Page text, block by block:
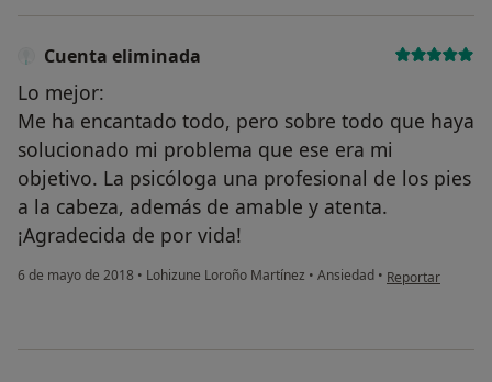
Cuenta eliminada
Lo mejor:
Me ha encantado todo, pero sobre todo que haya
solucionado mi problema que ese era mi
objetivo. La psicóloga una profesional de los pies
a la cabeza, además de amable y atenta.
¡Agradecida de por vida!
6 de mayo de 2018 • Lohizune Loroño Martínez • Ansiedad • en opinión del
Reportar